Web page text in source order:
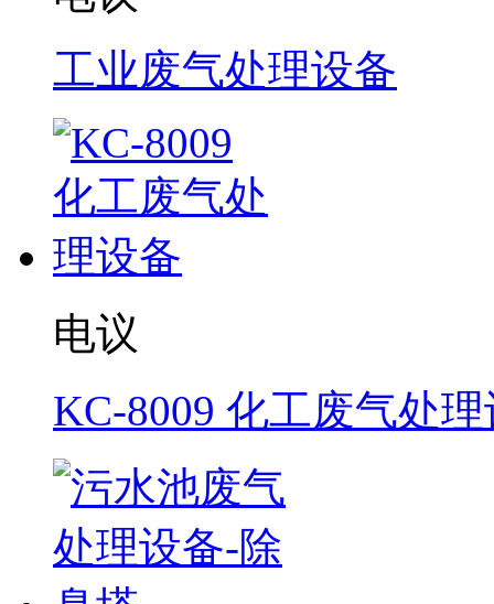
工业废气处理设备
电议
KC-8009 化工废气处